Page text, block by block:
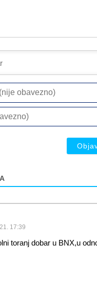
17:39
toranj dobar u BNX,u